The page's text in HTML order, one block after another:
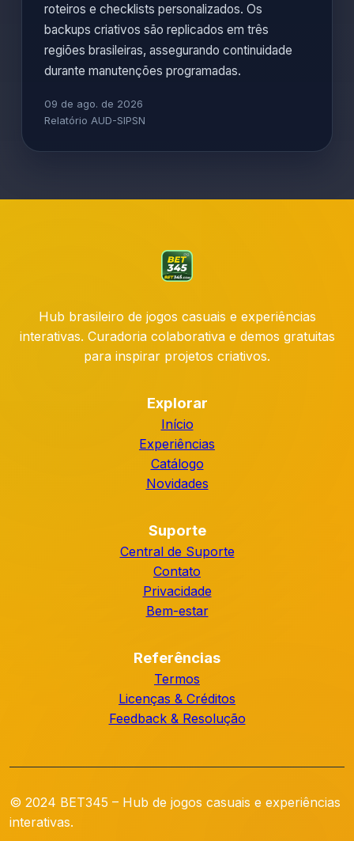
roteiros e checklists personalizados. Os
backups criativos são replicados em três
regiões brasileiras, assegurando continuidade
durante manutenções programadas.
09 de ago. de 2026
Relatório AUD-SIPSN
Hub brasileiro de jogos casuais e experiências
interativas. Curadoria colaborativa e demos gratuitas
para inspirar projetos criativos.
Explorar
Início
Experiências
Catálogo
Novidades
Suporte
Central de Suporte
Contato
Privacidade
Bem-estar
Referências
Termos
Licenças & Créditos
Feedback & Resolução
© 2024 BET345 – Hub de jogos casuais e experiências
interativas.